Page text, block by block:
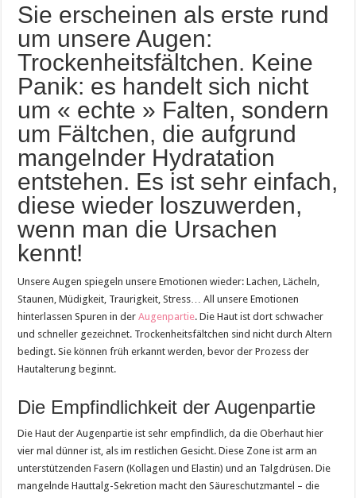
Sie erscheinen als erste rund
um unsere Augen:
Trockenheitsfältchen. Keine
Panik: es handelt sich nicht
um « echte » Falten, sondern
um Fältchen, die aufgrund
mangelnder Hydratation
entstehen. Es ist sehr einfach,
diese wieder loszuwerden,
wenn man die Ursachen
kennt!
Unsere Augen spiegeln unsere Emotionen wieder: Lachen, Lächeln,
Staunen, Müdigkeit, Traurigkeit, Stress… All unsere Emotionen
hinterlassen Spuren in derAugenpartie. Die Haut ist dort schwacher
und schneller gezeichnet. Trockenheitsfältchen sind nicht durch Altern
bedingt. Sie können früh erkannt werden, bevor der Prozess der
Hautalterung beginnt.
Die Empfindlichkeit der Augenpartie
Die Haut der Augenpartie ist sehr empfindlich, da die Oberhaut hier
vier mal dünner ist, als im restlichen Gesicht. Diese Zone ist arm an
unterstützenden Fasern (Kollagen und Elastin) und an Talgdrüsen. Die
mangelnde Hauttalg-Sekretion macht den Säureschutzmantel – die